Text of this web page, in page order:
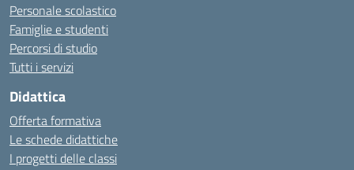
Personale scolastico
Famiglie e studenti
Percorsi di studio
Tutti i servizi
Didattica
Offerta formativa
Le schede didattiche
I progetti delle classi